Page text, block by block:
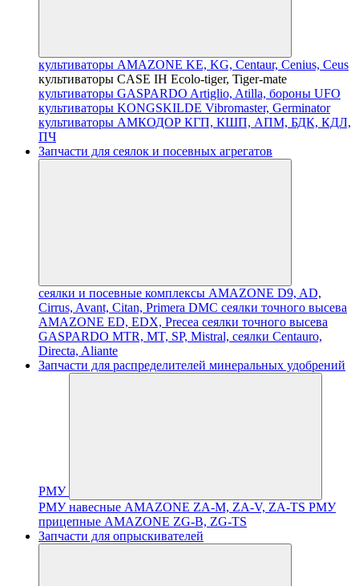
культиваторы AMAZONE KE, KG, Centaur, Cenius, Ceus
культиваторы CASE IH Ecolo-tiger, Tiger-mate
культиваторы GASPARDO Artiglio, Atilla, бороны UFO
культиваторы KONGSKILDE Vibromaster, Germinator
культиваторы АМКОДОР КГП, КШП, АПМ, БДК, КДЛ,
ПЧ
Запчасти для сеялок и посевных агрегатов
сеялки и посевные комплексы AMAZONE D9, AD,
Cirrus, Avant, Citan, Primera DMC сеялки точного высева
AMAZONE ED, EDX, Precea сеялки точного высева
GASPARDO MTR, MT, SP, Mistral, сеялки Centauro,
Directa, Aliante
Запчасти для распределителей минеральных удобрений
РМУ
РМУ навесные AMAZONE ZA-M, ZA-V, ZA-TS РМУ
прицепные AMAZONE ZG-B, ZG-TS
Запчасти для опрыскивателей